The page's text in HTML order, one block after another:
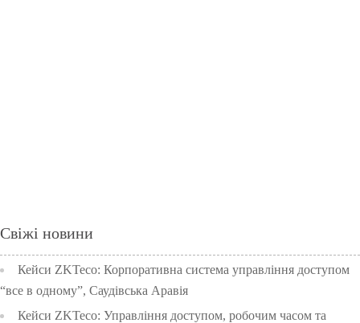
Свіжі новини
Кейси ZKTeco: Корпоративна система управління доступом
“все в одному”, Саудівська Аравія
Кейси ZKTeco: Управління доступом, робочим часом та